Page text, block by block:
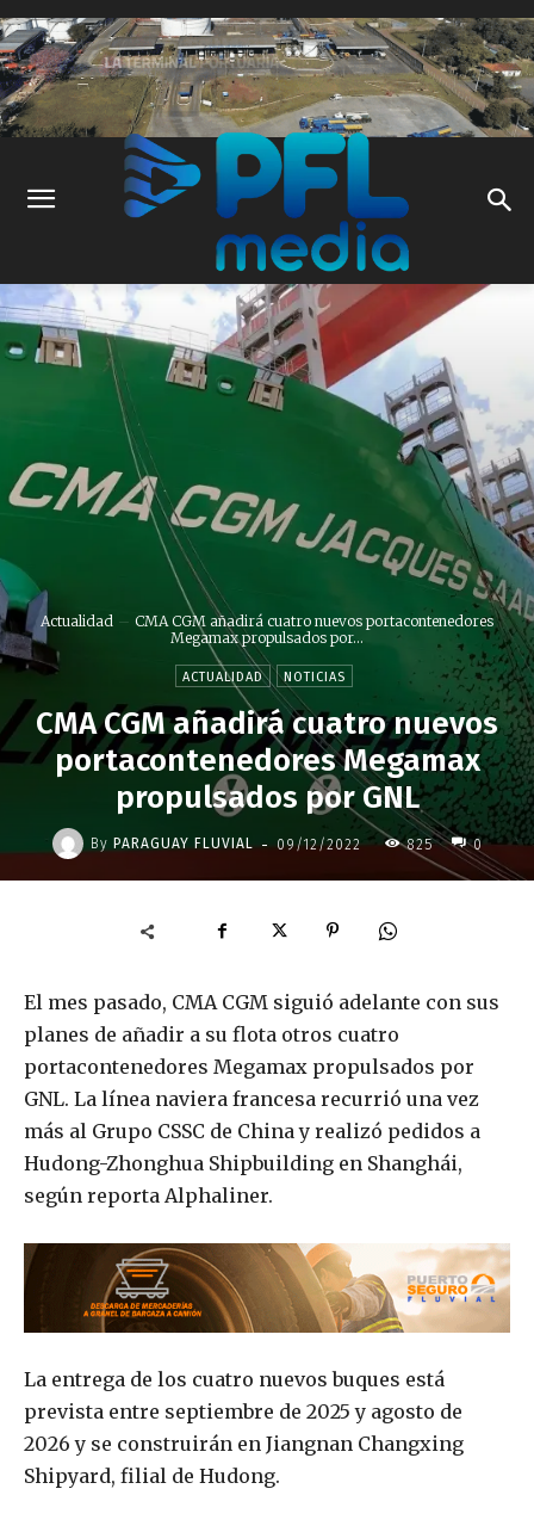
Actualidad
CMA CGM añadirá cuatro nuevos portacontenedores
Megamax propulsados por...
ACTUALIDAD NOTICIAS
CMA CGM añadirá cuatro nuevos
portacontenedores Megamax
propulsados por GNL
By PARAGUAY FLUVIAL - 09/12/2022 825 0
El mes pasado, CMA CGM siguió adelante con sus
planes de añadir a su flota otros cuatro
portacontenedores Megamax propulsados por
GNL. La línea naviera francesa recurrió una vez
más al Grupo CSSC de China y realizó pedidos a
Hudong-Zhonghua Shipbuilding en Shanghái,
según reporta Alphaliner.
La entrega de los cuatro nuevos buques está
prevista entre septiembre de 2025 y agosto de
2026 y se construirán en Jiangnan Changxing
Shipyard, filial de Hudong.